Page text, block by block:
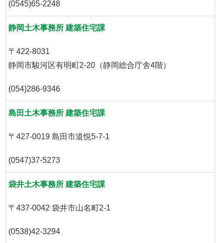
(0545)65-2248
静岡土木事務所 建築住宅課
〒422-8031
静岡市駿河区有明町2-20（静岡総合庁舎4階）
(054)286-9346
島田土木事務所 建築住宅課
〒427-0019 島田市道悦5-7-1
(0547)37-5273
袋井土木事務所 建築住宅課
〒437-0042 袋井市山名町2-1
(0538)42-3294